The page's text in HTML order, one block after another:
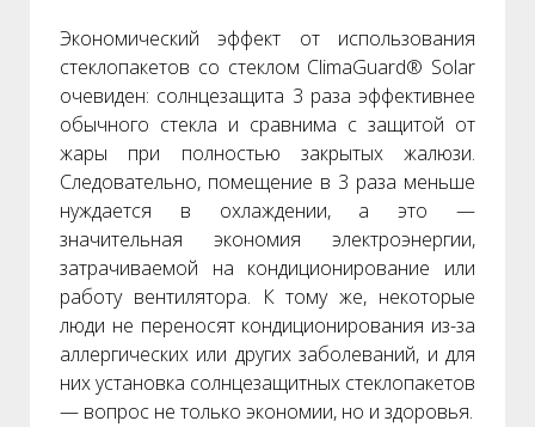
Экономический эффект от использования
стеклопакетов со стеклом ClimaGuard® Solar
очевиден: солнцезащита 3 раза эффективнее
обычного стекла и сравнима с защитой от
жары при полностью закрытых жалюзи.
Следовательно, помещение в 3 раза меньше
нуждается в охлаждении, а это —
значительная экономия электроэнергии,
затрачиваемой на кондиционирование или
работу вентилятора. К тому же, некоторые
люди не переносят кондиционирования из-за
аллергических или других заболеваний, и для
них установка солнцезащитных стеклопакетов
— вопрос не только экономии, но и здоровья.